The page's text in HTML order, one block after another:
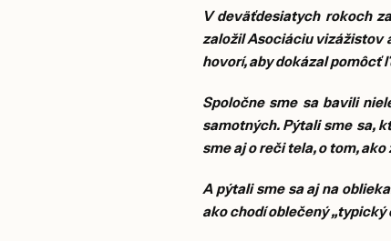
V deväťdesiatych rokoch
založil Asociáciu vizážistov
hovorí, aby dokázal pomôcť
Spoločne sme sa bavili
samotných. Pýtali sme sa,
sme aj o reči tela, o tom,
A pýtali sme sa aj na
ako chodí oblečený